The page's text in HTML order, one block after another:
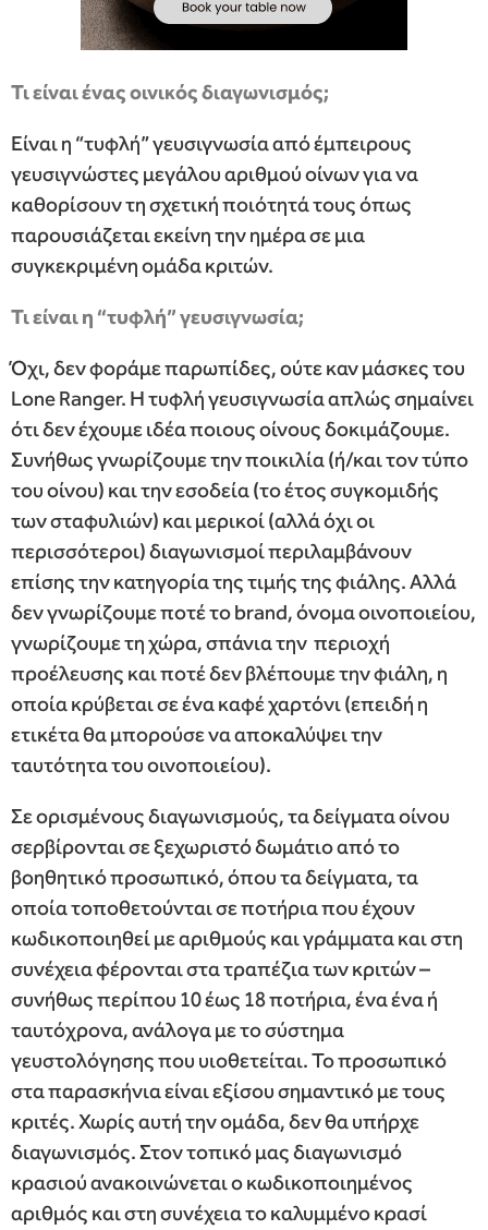
Τι είναι ένας οινικός διαγωνισμός;
Είναι η “τυφλή” γευσιγνωσία από έμπειρους
γευσιγνώστες μεγάλου αριθμού οίνων για να
καθορίσουν τη σχετική ποιότητά τους όπως
παρουσιάζεται εκείνη την ημέρα σε μια
συγκεκριμένη ομάδα κριτών.
Τι είναι η “τυφλή” γευσιγνωσία;
Όχι, δεν φοράμε παρωπίδες, ούτε καν μάσκες του
Lone Ranger. Η τυφλή γευσιγνωσία απλώς σημαίνει
ότι δεν έχουμε ιδέα ποιους οίνους δοκιμάζουμε.
Συνήθως γνωρίζουμε την ποικιλία (ή/και τον τύπο
του οίνου) και την εσοδεία (το έτος συγκομιδής
των σταφυλιών) και μερικοί (αλλά όχι οι
περισσότεροι) διαγωνισμοί περιλαμβάνουν
επίσης την κατηγορία της τιμής της φιάλης. Αλλά
δεν γνωρίζουμε ποτέ το brand, όνομα οινοποιείου,
γνωρίζουμε τη χώρα, σπάνια την περιοχή
προέλευσης και ποτέ δεν βλέπουμε την φιάλη, η
οποία κρύβεται σε ένα καφέ χαρτόνι (επειδή η
ετικέτα θα μπορούσε να αποκαλύψει την
ταυτότητα του οινοποιείου).
Σε ορισμένους διαγωνισμούς, τα δείγματα οίνου
σερβίρονται σε ξεχωριστό δωμάτιο από το
βοηθητικό προσωπικό, όπου τα δείγματα, τα
οποία τοποθετούνται σε ποτήρια που έχουν
κωδικοποιηθεί με αριθμούς και γράμματα και στη
συνέχεια φέρονται στα τραπέζια των κριτών –
συνήθως περίπου 10 έως 18 ποτήρια, ένα ένα ή
ταυτόχρονα, ανάλογα με το σύστημα
γευστολόγησης που υιοθετείται. Το προσωπικό
στα παρασκήνια είναι εξίσου σημαντικό με τους
κριτές. Χωρίς αυτή την ομάδα, δεν θα υπήρχε
διαγωνισμός. Στον τοπικό μας διαγωνισμό
κρασιού ανακοινώνεται ο κωδικοποιημένος
αριθμός και στη συνέχεια το καλυμμένο κρασί